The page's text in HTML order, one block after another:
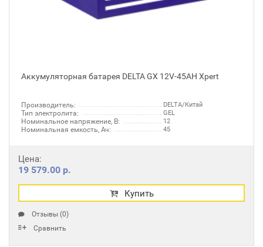
Аккумуляторная батарея DELTA GX 12V-45AH Xpert
Производитель: DELTA/Китай
Тип электролита: GEL
Номинальное напряжение, В: 12
Номинальная емкость, Ач: 45
Цена:
19 579.00 р.
Купить
Отзывы (0)
Сравнить